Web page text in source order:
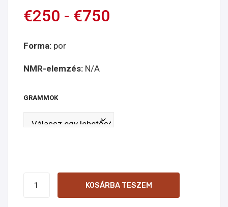
€250 - €750
Forma: por
NMR-elemzés: N/A
GRAMMOK
Green
Bentuangie
KOSÁRBA TESZEM